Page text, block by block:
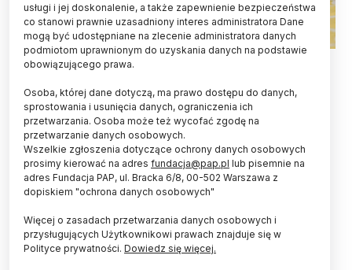
Fot. Adobe Stock
Ojcostwo to niemałe wyzwanie, ale i źródło
satysfakcji - obserwowanie pierwszych kroków i
uśmiechów, wspólna zabawa, bliskość i relacja -
powiedział PAP psycholog dr Kamil Janowicz z
Uniwersytetu SWPS. Dodał, że zaangażowany
tata jest dla dziecka tak samo wartościowym
rodzicem jak mama.
23 czerwca obchodzony jest w Polsce Dzień Ojca.
usługi i jej doskonalenie, a także zapewnienie bezpieczeństwa
co stanowi prawnie uzasadniony interes administratora Dane
mogą być udostępniane na zlecenie administratora danych
podmiotom uprawnionym do uzyskania danych na podstawie
obowiązującego prawa.
Osoba, której dane dotyczą, ma prawo dostępu do danych,
sprostowania i usunięcia danych, ograniczenia ich
przetwarzania. Osoba może też wycofać zgodę na
przetwarzanie danych osobowych.
Wszelkie zgłoszenia dotyczące ochrony danych osobowych
prosimy kierować na adres fundacja@pap.pl lub pisemnie na
adres Fundacja PAP, ul. Bracka 6/8, 00-502 Warszawa z
dopiskiem "ochrona danych osobowych"
Więcej o zasadach przetwarzania danych osobowych i
przysługujących Użytkownikowi prawach znajduje się w
Polityce prywatności. Dowiedz się więcej.